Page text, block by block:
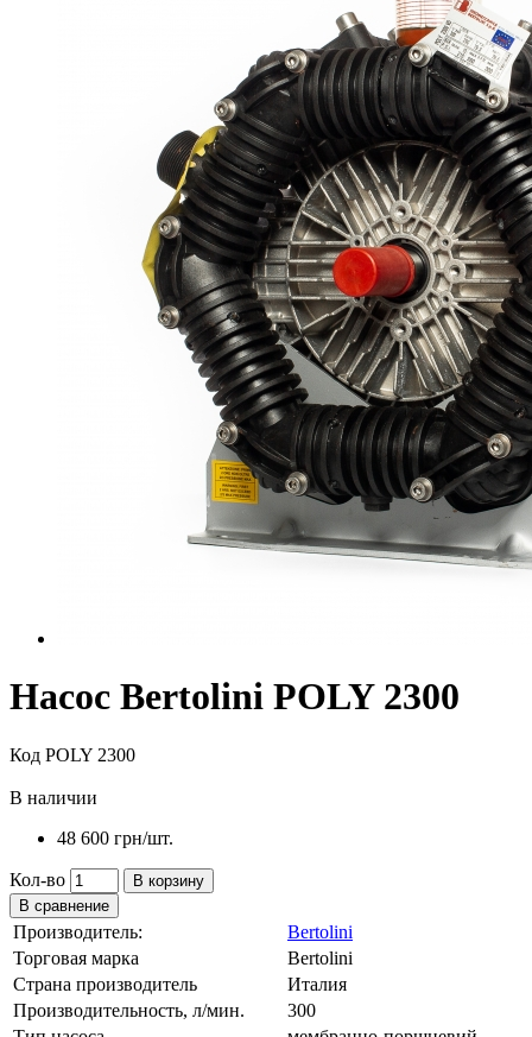
Насос Bertolini POLY 2300
Код POLY 2300
В наличии
48 600 грн/шт.
Кол-во
В корзину
В сравнение
Производитель:
Bertolini
Торговая марка
Bertolini
Страна производитель
Италия
Производительность, л/мин.
300